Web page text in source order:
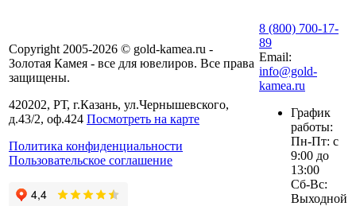
Copyright 2005-2026 © gold-kamea.ru -
Золотая Камея - все для ювелиров. Все права
защищены.
420202, РТ, г.Казань, ул.Чернышевского,
д.43/2, оф.424 Посмотреть на карте
Политика конфиденциальности
Пользовательское соглашение
8 (800) 700-17-
89
Email:
info@gold-
kamea.ru
График
работы:
Пн-Пт: с
9:00 до
13:00
Сб-Вс:
Выходной